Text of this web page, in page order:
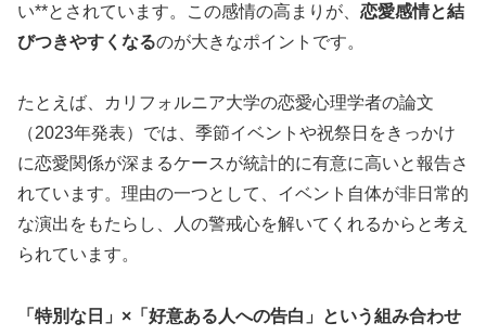
い**とされています。この感情の高まりが、 恋愛感情と結
びつきやすくなるのが大きなポイントです。
たとえば、カリフォルニア大学の恋愛心理学者の論文
（2023年発表）では、季節イベントや祝祭日をきっかけ
に恋愛関係が深まるケースが統計的に有意に高いと報告さ
れています。理由の一つとして、イベント自体が非日常的
な演出をもたらし、人の警戒心を解いてくれるからと考え
られています。
「特別な日」×「好意ある人への告白」という組み合わせ